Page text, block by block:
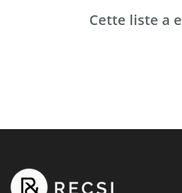
Cette liste a